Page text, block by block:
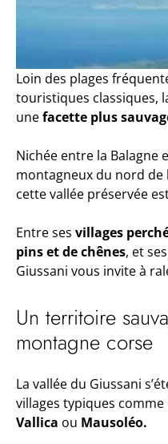
Loin des plages
touristiques classiques,
unefacette plus
Nichée entre la Balagne
montagneux du nord de
cette vallée préservée
Entre ses villages
pins et de chênes, et ses
Giussani vous invite à
Un territoire
montagne corse
La vallée du Giussani
villages typiques comme
Vallica ou Mausoléo.